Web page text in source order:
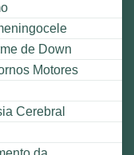
de Down
Motores
Cerebral